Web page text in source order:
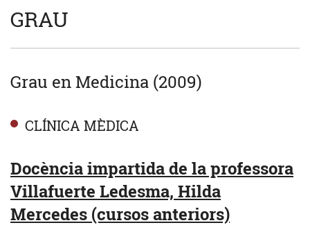
GRAU
Grau en Medicina (2009)
CLÍNICA MÈDICA
Docència impartida de la professora
Villafuerte Ledesma, Hilda
Mercedes (cursos anteriors)